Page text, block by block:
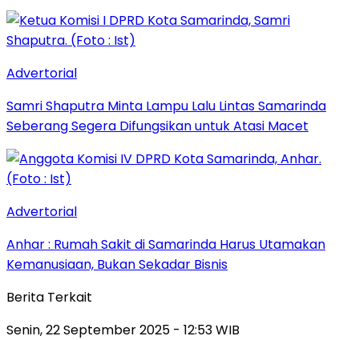
Advertorial
Samri Shaputra Minta Lampu Lalu Lintas Samarinda
Seberang Segera Difungsikan untuk Atasi Macet
Advertorial
Anhar : Rumah Sakit di Samarinda Harus Utamakan
Kemanusiaan, Bukan Sekadar Bisnis
Berita Terkait
Senin, 22 September 2025 - 12:53 WIB